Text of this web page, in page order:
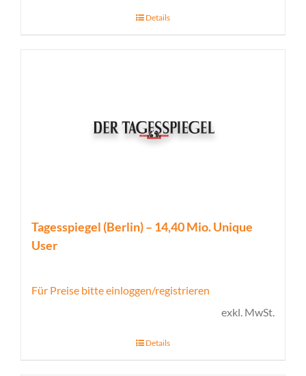
Details
Tagesspiegel (Berlin) – 14,40 Mio. Unique
User
Für Preise bitte einloggen/registrieren
exkl. MwSt.
Details